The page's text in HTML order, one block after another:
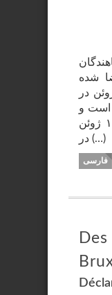
۲۰۲۵ امضا شده
این معاهده از روز ۱۲ ژوئن در
است و
به دنبال رأی که در تاریخ ۱۷ ژوئن
در (…)
فارسی